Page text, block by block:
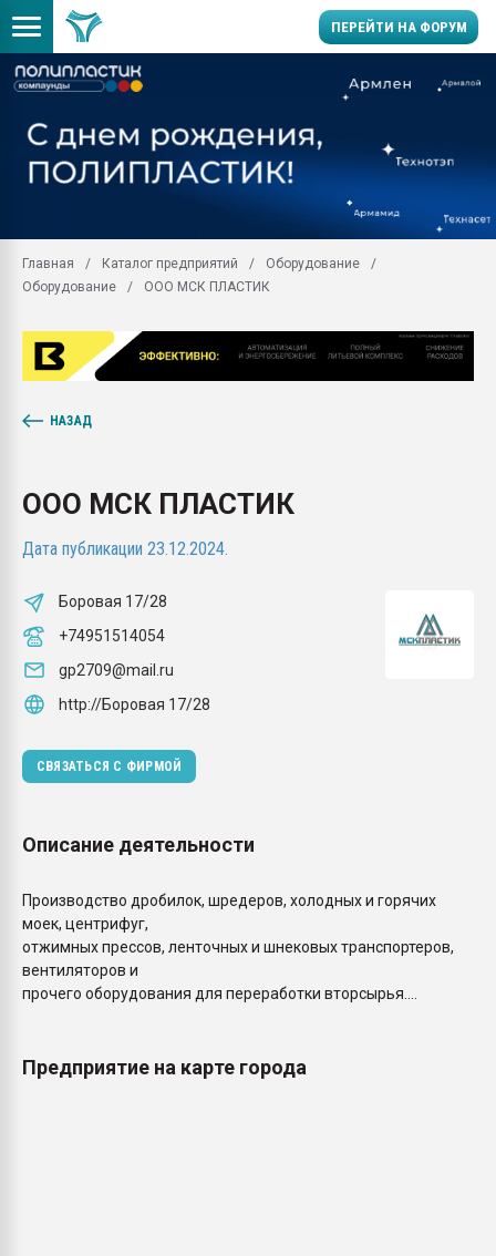
ПЕРЕЙТИ НА ФОРУМ
заводу пластмасс"
Помощь в подборе
Подмосковье, Москва
28.07.2026
Главная Каталог предприятий
Оборудование
Оборудование
ООО МСК ПЛАСТИК
НАЗАД
ООО МСК ПЛАСТИК
Дата публикации 23.12.2024.
Боровая 17/28
+74951514054
gp2709@mail.ru
http://Боровая 17/28
СВЯЗАТЬСЯ С ФИРМОЙ
Описание деятельности
Производство дробилок, шредеров, холодных и горячих
моек, центрифуг,
отжимных прессов, ленточных и шнековых транспортеров,
вентиляторов и
прочего оборудования для переработки вторсырья....
Предприятие на карте города